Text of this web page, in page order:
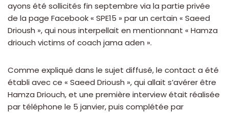
ayons été sollicités fin septembre via la partie privée
de la page Facebook « SPE15 » par un certain « Saeed
Drioush », qui nous interpellait en mentionnant « Hamza
driouch victims of coach jama aden ».
Comme expliqué dans le sujet diffusé, le contact a été
établi avec ce « Saeed Drioush », qui allait s’avérer être
Hamza Driouch, et une première interview était réalisée
par téléphone le 5 janvier, puis complétée par